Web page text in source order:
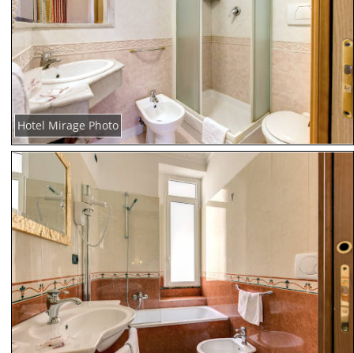
Hotel Mirage Photo